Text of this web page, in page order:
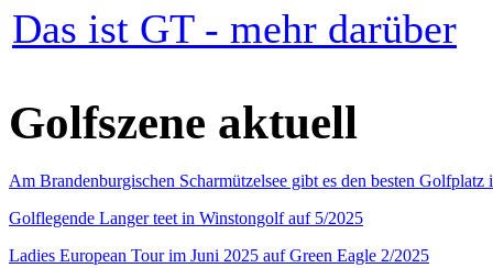
Das ist GT - mehr darüber
Golfszene aktuell
Am Brandenburgischen Scharmützelsee gibt es den besten
Golflegende Langer teet in Winstongolf auf 5/2025
Ladies European Tour im Juni 2025 auf Green Eagle 2/2025